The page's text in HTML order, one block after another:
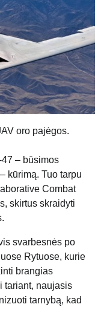
oro pajėgos.
– būsimos
kūrimą. Tuo tarpu
Combat
skirtus skraidyti
svarbesnės po
Rytuose, kurie
brangias
tariant, naujasis
tarnybą, kad